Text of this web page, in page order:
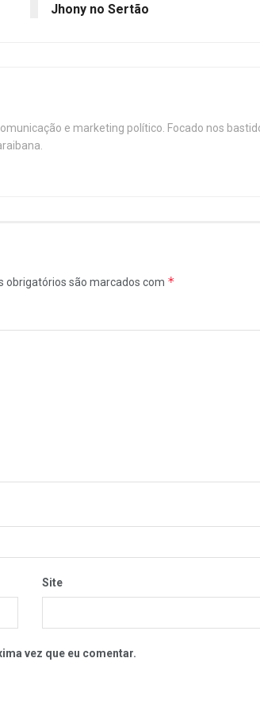
Jhony no Sertão
e marketing político. Focado nos
obrigatórios são marcados com *
Site
vez que eu comentar.